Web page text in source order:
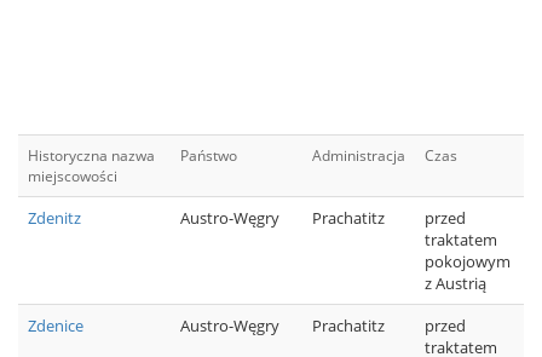
Historyczna nazwa
miejscowości
Państwo Administracja Czas
Zdenitz Austro-Węgry Prachatitz
przed
traktatem
pokojowym
z Austrią
Zdenice
Austro-Węgry Prachatitz
przed
traktatem